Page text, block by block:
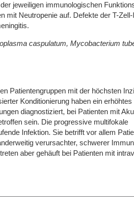
jeweiligen immunologischen
mit Neutropenie auf. Defekte der T-
caspulatum, Mycobacterium
Patientengruppen mit der höchsten
Konditionierung haben ein
diagnostiziert, bei Patienten mit
sein. Die progressive multifokale
Infektion. Sie betrifft vor allem
verursachter, schwerer
aber gehäuft bei Patienten mit